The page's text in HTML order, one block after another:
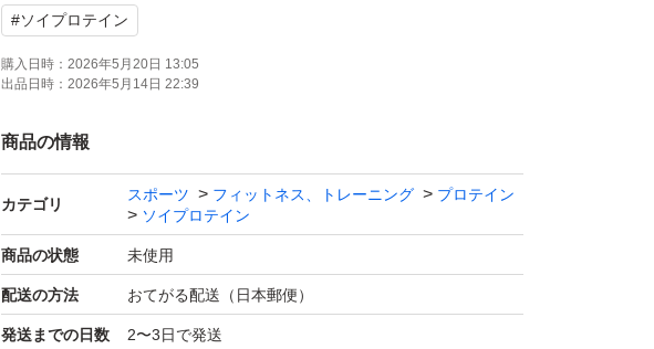
[ダイエット]ソイプロテインは食物繊維が豊富で腹持ちがよく満足
感を得やすい為、ダイエットしたい方にもオススメです。
[コスパ]続けて飲む為に重要なコスパ。MADPROTEINは中間マー
ジンを挟まず自社で原料調達、製造、販売し圧倒的なコスパを実
[お召し上がり方]付属スプーン山盛り1杯(1食20g)に水や牛乳、お
好きな飲料に混ぜてお召し上がりください。
激安商品はこちら！→#hi値引き不可
#ソイプロテイン
購入日時： 2026年5月20日 13:05
出品日時： 2026年5月14日 22:39
商品の情報
カテゴリ
スポーツ フィットネス、トレーニング
プロテイン
ソイプロテイン
商品の状態 未使用
配送の方法 おてがる配送（日本郵便）
発送までの日数 2〜3日で発送